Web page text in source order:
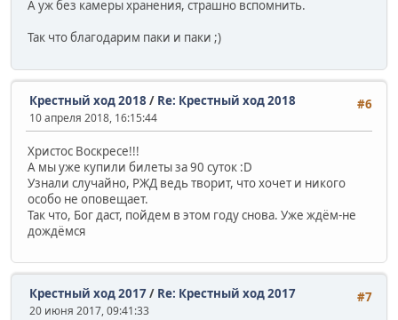
А уж без камеры хранения, страшно вспомнить.
Так что благодарим паки и паки ;)
#6
Крестный ход 2018 / Re: Крестный ход 2018
10 апреля 2018, 16:15:44
Христос Воскресе!!!
А мы уже купили билеты за 90 суток :D
Узнали случайно, РЖД ведь творит, что хочет и никого
особо не оповещает.
Так что, Бог даст, пойдем в этом году снова. Уже ждём-не
дождёмся
#7
Крестный ход 2017/ Re: Крестный ход 2017
20 июня 2017, 09:41:33